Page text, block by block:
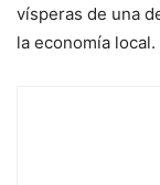
vísperas de una
la economía local.